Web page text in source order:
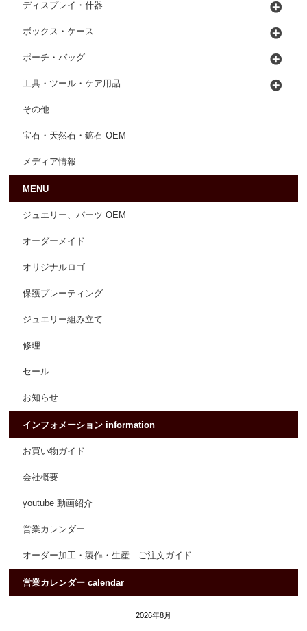
ディスプレイ・什器
ボックス・ケース
ポーチ・バッグ
工具・ツール・ケア用品
その他
宝石・天然石・鉱石 OEM
メディア情報
MENU
ジュエリー、パーツ OEM
オーダーメイド
オリジナルロゴ
保護プレーティング
ジュエリー組み立て
修理
セール
お知らせ
インフォメーション information
お買い物ガイド
会社概要
youtube 動画紹介
営業カレンダー
オーダー加工・製作・生産 ご注文ガイド
営業カレンダー calendar
2026年8月